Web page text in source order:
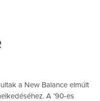
a New Balance elmúlt
A ’90-es